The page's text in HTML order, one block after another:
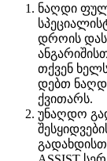
ნაღდი
დროის
თქვენ
დებთ
ქვითარს.
უნაღდო